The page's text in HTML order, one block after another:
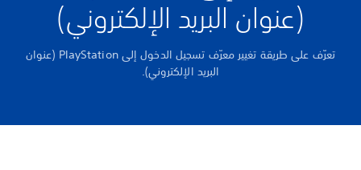
(عنوان البريد الإلكتروني)
تعرّف على طريقة تغيير معرّف تسجيل الدخول إلى PlayStation (عنوان
البريد الإلكتروني).